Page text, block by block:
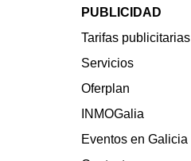
PUBLICIDAD
Tarifas publicitarias
Servicios
Oferplan
INMOGalia
Eventos en Galicia